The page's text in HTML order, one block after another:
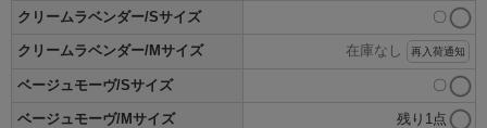
クリームラベンダー/Sサイズ 〇
クリームラベンダー/Mサイズ 在庫なし 再入荷通知
ベージュモーヴ/Sサイズ 〇
ベージュモーヴ/Mサイズ 残り1点